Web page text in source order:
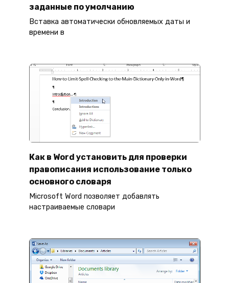
заданные по умолчанию
Вставка автоматически обновляемых даты и
времени в
Как в Word установить для проверки
правописания использование только
основного словаря
Microsoft Word позволяет добавлять
настраиваемые словари